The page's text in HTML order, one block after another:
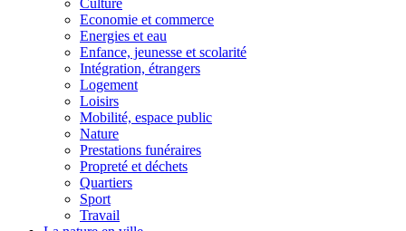
Economie et commerce
Energies et eau
Enfance, jeunesse et scolarité
Intégration, étrangers
Logement
Loisirs
Mobilité, espace public
Nature
Prestations funéraires
Propreté et déchets
Quartiers
Sport
Travail